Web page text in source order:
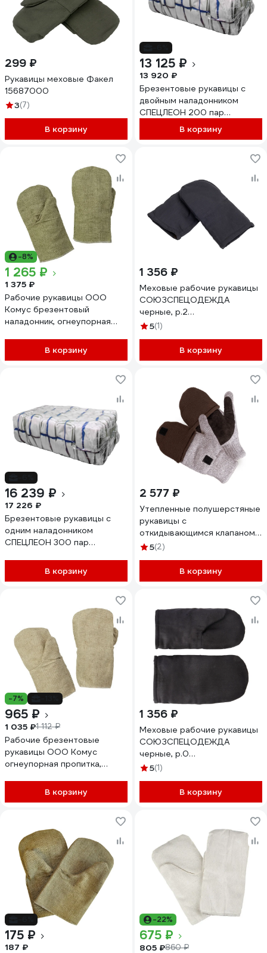
299 ₽
Рукавицы меховые Факел
15687000
3(7)
В корзину
13 125 ₽
13 920 ₽
Брезентовые рукавицы с
двойным наладонником
СПЕЦЛЕОН 200 пар
РУКБРЕЗОП2В корзину
-8%
1 265 ₽
1 375 ₽
Рабочие рукавицы ООО
Комус брезентовый
наладонник, огнеупорная
В корзину
1 356 ₽
Меховые рабочие рукавицы
СОЮЗСПЕЦОДЕЖДА
черные, р.2
2000000109251
5(1)
В корзину
16 239 ₽
17 226 ₽
Брезентовые рукавицы с
одним наладонником
СПЕЦЛЕОН 300 пар
В корзину
2 577 ₽
Утепленные полушерстяные
рукавицы с
откидывающимся клапаном
БЕРТА размер 10 536-
5(2)
В корзину
-7%
965 ₽
1 035 ₽1 112 ₽
Рабочие брезентовые
рукавицы ООО Комус
огнеупорная пропитка,
В корзину
1 356 ₽
Меховые рабочие рукавицы
СОЮЗСПЕЦОДЕЖДА
черные, р.0
2000000109237
5(1)
В корзину
175 ₽
187 ₽
-22%
675 ₽
805 ₽860 ₽